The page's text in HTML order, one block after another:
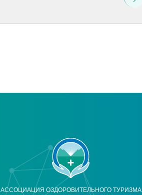
АССОЦИАЦИЯ ОЗДОРОВИТЕЛЬНОГО ТУРИЗМА